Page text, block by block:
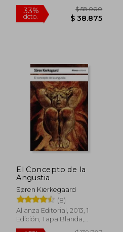
33%
dcto.
$ 58.000
El Concepto de la
Angustia
Søren Kierkegaard
(8)
Alianza Editorial, 2013, 1
Edición, Tapa Blanda,
Nuevo